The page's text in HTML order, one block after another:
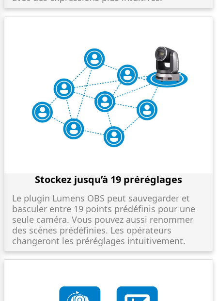
Stockez jusqu’à 19 préréglages
Le plugin Lumens OBS peut sauvegarder et
basculer entre 19 points prédéfinis pour une
seule caméra. Vous pouvez aussi renommer
des scènes prédéfinies. Les opérateurs
changeront les préréglages intuitivement.